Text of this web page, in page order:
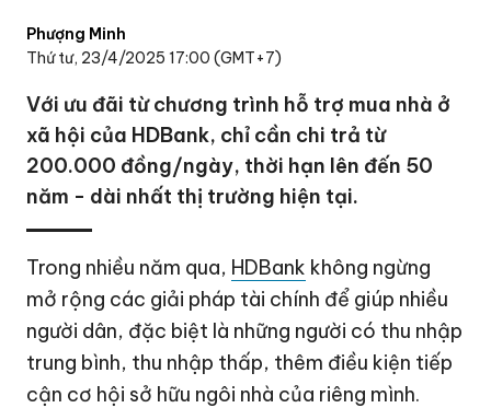
Phượng Minh
Thứ tư, 23/4/2025 17:00 (GMT+7)
Với ưu đãi từ chương trình hỗ trợ mua nhà ở
xã hội của HDBank, chỉ cần chi trả từ
200.000 đồng/ngày, thời hạn lên đến 50
năm - dài nhất thị trường hiện tại.
Trong nhiều năm qua, HDBank không ngừng
mở rộng các giải pháp tài chính để giúp nhiều
người dân, đặc biệt là những người có thu nhập
trung bình, thu nhập thấp, thêm điều kiện tiếp
cận cơ hội sở hữu ngôi nhà của riêng mình.